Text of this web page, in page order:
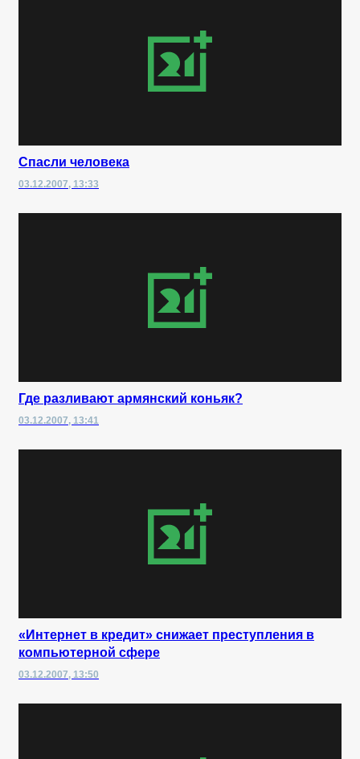
Спасли человека
03.12.2007, 13:33
Где разливают армянский коньяк?
03.12.2007, 13:41
«Интернет в кредит» снижает преступления в
компьютерной сфере
03.12.2007, 13:50